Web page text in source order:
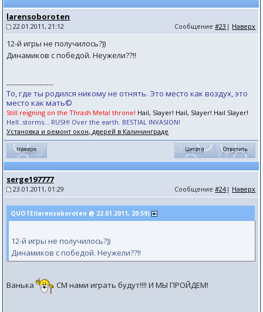
larensoboroten
22.01.2011, 21:12 Сообщение#23 | Наверх
12-й игры не получилось?))
Динамиков с победой. Неужели??!!
--------------------
То, где ты родился никому не отнять. Это место как воздух, это
место как мать©
Still reigning on the Thrash Metal throne! Hail, Slayer! Hail, Slayer! Hail Slayer!
Hell..storms... RUSH! Over the earth. BESTIAL INVASION!
Установка и ремонт окон, дверей в Калининграде
serge197777
23.01.2011, 01:29 Сообщение#24| Наверх
QUOTE(larensoboroten @ 22.01.2011, 20:59)
12-й игры не получилось?))
Динамиков с победой. Неужели??!!
Ванька СМ нами играть будут!!!! И МЫ ПРОЙДЕМ!